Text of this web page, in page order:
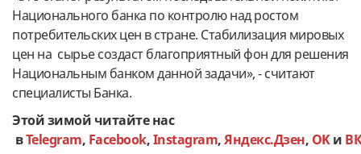
Национального банка по контролю над ростом
потребительских цен в стране. Стабилизация мировых
цен на сырье создаст благоприятный фон для решения
Национальным банком данной задачи», - считают
специалисты Банка.
Этой зимой читайте нас
вTelegram, Facebook,Instagram,Яндекс.Дзен, OKи ВК